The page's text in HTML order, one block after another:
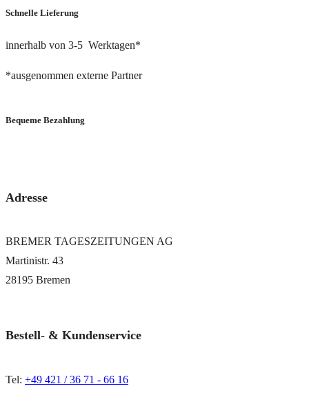
Schnelle Lieferung
innerhalb von 3-5 Werktagen*
*ausgenommen externe Partner
Bequeme Bezahlung
Adresse
BREMER TAGESZEITUNGEN AG
Martinistr. 43
28195 Bremen
Bestell- & Kundenservice
Tel: +49 421 / 36 71 - 66 16